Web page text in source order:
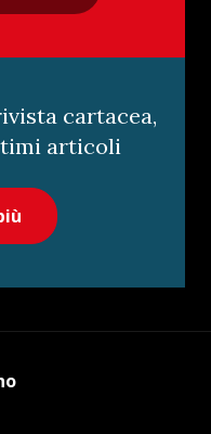
cartacea,
articoli